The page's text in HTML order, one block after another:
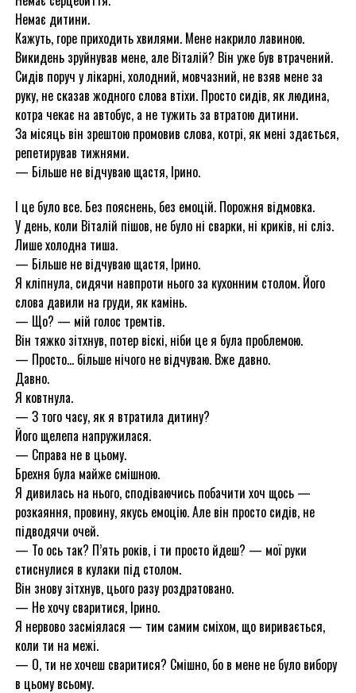
Немає дитини.
Кажуть, горе приходить хвилями. Мене накрило лавиною.
Викидень зруйнував мене, але Віталій? Він уже був втрачений.
Сидів поруч у лікарні, холодний, мовчазний, не взяв мене за
руку, не сказав жодного слова втіхи. Просто сидів, як людина,
котра чекає на автобус, а не тужить за втратою дитини.
За місяць він зрештою промовив слова, котрі, як мені здається,
репетирував тижнями.
— Більше не відчуваю щастя, Ірино.
І це було все. Без пояснень, без емоцій. Порожня відмовка.
У день, коли Віталій пішов, не було ні сварки, ні криків, ні сліз.
Лише холодна тиша.
— Більше не відчуваю щастя, Ірино.
Я кліпнула, сидячи навпроти нього за кухонним столом. Його
слова давили на груди, як камінь.
— Що? — мій голос тремтів.
Він тяжко зітхнув, потер віскі, ніби це я була проблемою.
— Просто… більше нічого не відчуваю. Вже давно.
Давно.
Я ковтнула.
— З того часу, як я втратила дитину?
Його щелепа напружилася.
— Справа не в цьому.
Брехня була майже смішною.
Я дивилась на нього, сподіваючись побачити хоч щось —
розкаяння, провину, якусь емоцію. Але він просто сидів, не
підводячи очей.
— То ось так? П’ять років, і ти просто йдеш? — мої руки
стиснулися в кулаки під столом.
Він знову зітхнув, цього разу роздратовано.
— Не хочу сваритися, Ірино.
Я нервово засміялася — тим самим сміхом, що виривається,
коли ти на межі.
— О, ти не хочеш сваритися? Смішно, бо в мене не було вибору
в цьому всьому.